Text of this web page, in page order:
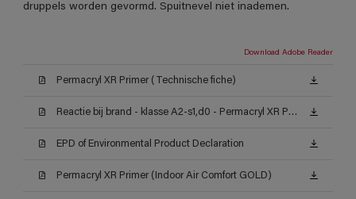
druppels worden gevormd. Spuitnevel niet inademen.
Download Adobe Reader
Permacryl XR Primer (Technische fiche)
Reactie bij brand - klasse A2-s1,d0 - Permacryl XR Primer
EPD of Environmental Product Declaration
Permacryl XR Primer (Indoor Air Comfort GOLD)